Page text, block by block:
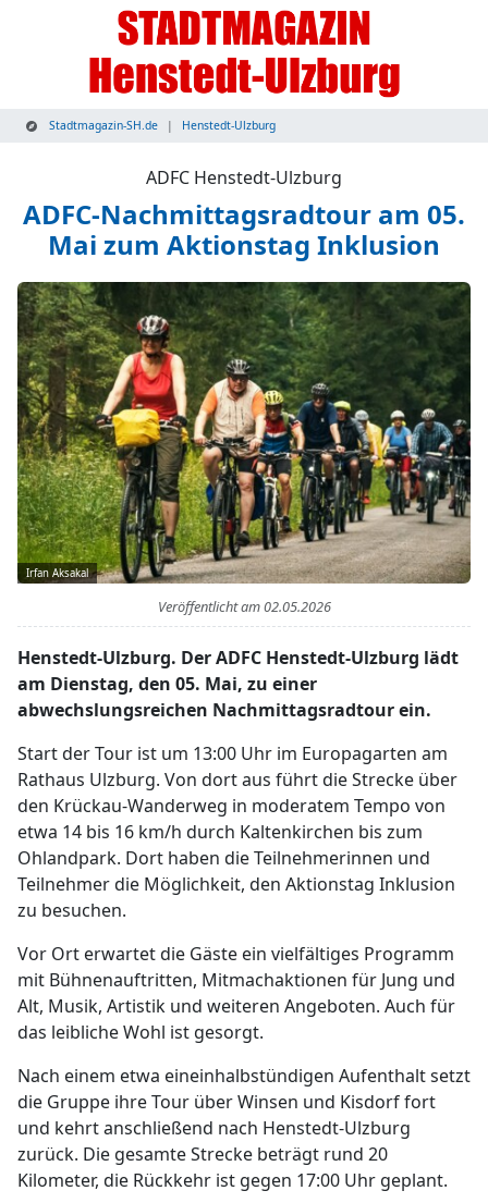
Stadtmagazin-SH.de Henstedt-Ulzburg
ADFC Henstedt-Ulzburg
ADFC-Nachmittagsradtour am 05.
Mai zum Aktionstag Inklusion
Irfan Aksakal
Veröffentlicht am02.05.2026
Henstedt-Ulzburg. Der ADFC Henstedt-Ulzburg lädt
am Dienstag, den 05. Mai, zu einer
abwechslungsreichen Nachmittagsradtour ein.
Start der Tour ist um 13:00 Uhr im Europagarten am
Rathaus Ulzburg. Von dort aus führt die Strecke über
den Krückau-Wanderweg in moderatem Tempo von
etwa 14 bis 16 km/h durch Kaltenkirchen bis zum
Ohlandpark. Dort haben die Teilnehmerinnen und
Teilnehmer die Möglichkeit, den Aktionstag Inklusion
zu besuchen.
Vor Ort erwartet die Gäste ein vielfältiges Programm
mit Bühnenauftritten, Mitmachaktionen für Jung und
Alt, Musik, Artistik und weiteren Angeboten. Auch für
das leibliche Wohl ist gesorgt.
Nach einem etwa eineinhalbstündigen Aufenthalt setzt
die Gruppe ihre Tour über Winsen und Kisdorf fort
und kehrt anschließend nach Henstedt-Ulzburg
zurück. Die gesamte Strecke beträgt rund 20
Kilometer, die Rückkehr ist gegen 17:00 Uhr geplant.